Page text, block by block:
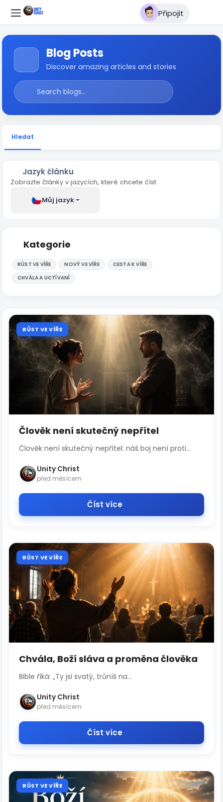
Připojit
Blog Posts
Discover amazing articles and stories
Hledat
Jazyk článku
Zobrazte články v jazycích, které chcete číst
Můj jazyk
Kategorie
RŮST VE VÍŘE NOVÝ VE VÍŘE
CESTA K VÍŘE
CHVÁLA A UCTÍVANÍ
RŮST VE VÍŘE
Člověk není skutečný nepřítel
Člověk není skutečný nepřítel: náš boj není proti...
Unity Christ
před měsícem
Číst více
RŮST VE VÍŘE
Chvála, Boží sláva a proměna člověka
Bible říká: „Ty jsi svatý, trůníš na...
Unity Christ
před měsícem
Číst více
RŮST VE VÍŘE